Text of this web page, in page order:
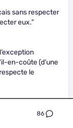
86
sans respecter
eux.”
en-coûte (d’une
le
pied dans la